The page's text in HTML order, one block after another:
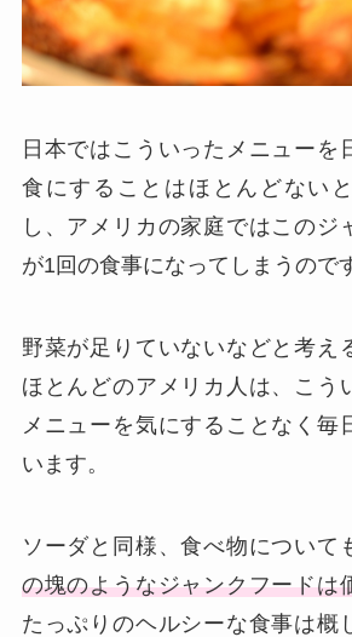
日本ではこういったメニューを
食にすることはほとんどない
し、アメリカの家庭ではこのジ
が1回の食事になってしまうので
野菜が足りていないなどと考え
ほとんどのアメリカ人は、こう
メニューを気にすることなく毎
います。
ソーダと同様、食べ物について
の塊のようなジャンクフードは
たっぷりのヘルシーな食事は概